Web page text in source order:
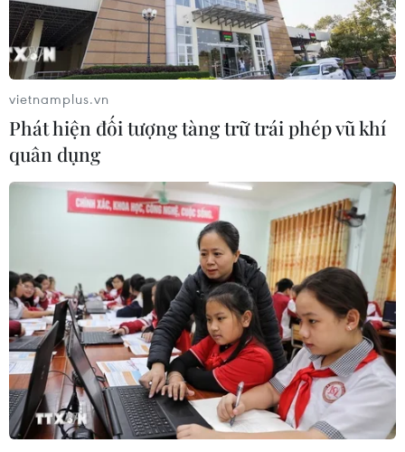
TIN CÙNG CHUYÊN MỤC
Khởi tố, truy nã 3 đối tượng hoạt
động nhằm lật đổ chính quyền nhân
07/08/2026 13:51
Bảo mẫu tại cơ sở mầm non thừa
nhận hành vi bạo hành hai trẻ
07/08/2026 12:27
vietnamplus.vn
Phát hiện đối tượng tàng trữ trái phép vũ khí
quân dụng